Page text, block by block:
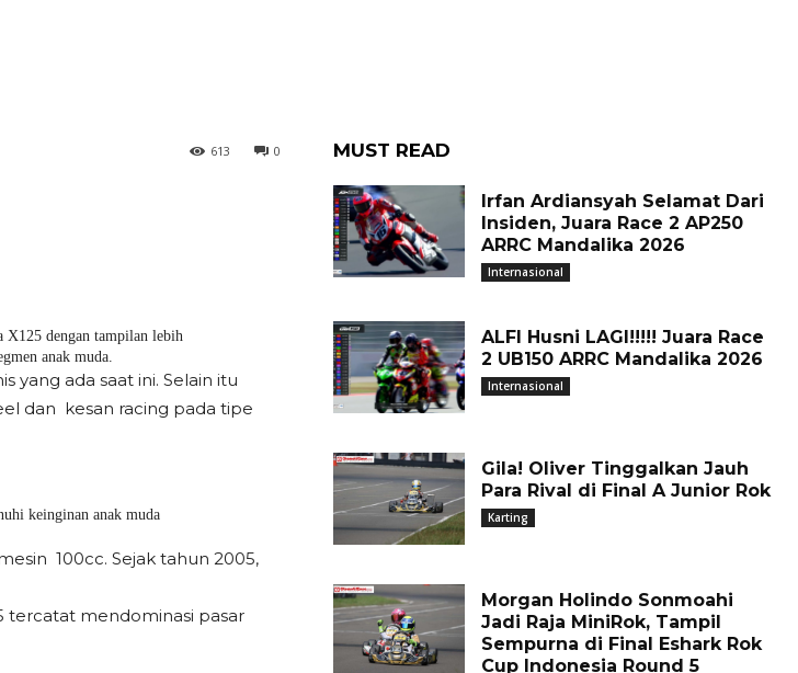
0
613
dengan tampilan lebih
anak muda.
yang ada saat ini. Selain itu
dan kesan racing pada tipe
keinginan anak muda
100cc. Sejak tahun 2005,
tercatat mendominasi pasar
MUST READ
Irfan Ardiansyah Selamat Dari
Insiden, Juara Race 2 AP250
ARRC Mandalika 2026
Internasional
ALFI Husni LAGI!!!!! Juara Race
2 UB150 ARRC Mandalika 2026
Internasional
Gila! Oliver Tinggalkan Jauh
Para Rival di Final A Junior Rok
Karting
Morgan Holindo Sonmoahi
Jadi Raja MiniRok, Tampil
Sempurna di Final Eshark Rok
Cup Indonesia Round 5